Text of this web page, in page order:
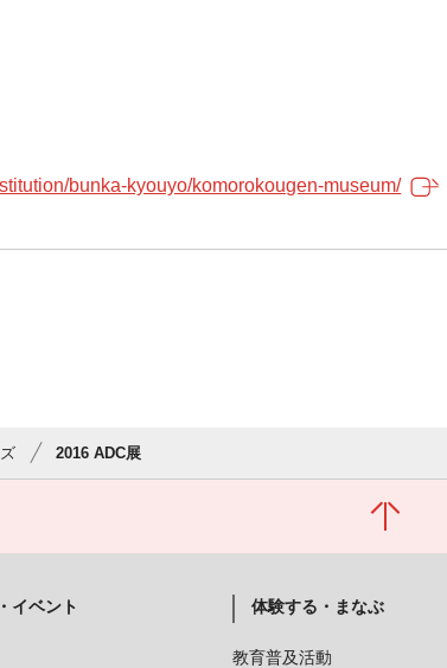
bunka-kyouyo/komorokougen-museum/
2016 ADC展
イベント 体験する・まなぶ
教育普及活動